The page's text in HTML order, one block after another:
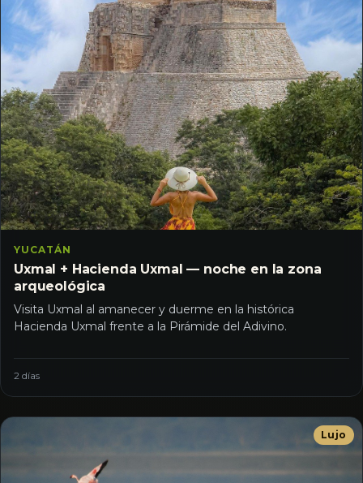
YUCATÁN
Uxmal + Hacienda Uxmal — noche en la zona
arqueológica
Visita Uxmal al amanecer y duerme en la histórica
Hacienda Uxmal frente a la Pirámide del Adivino.
2 días
Lujo